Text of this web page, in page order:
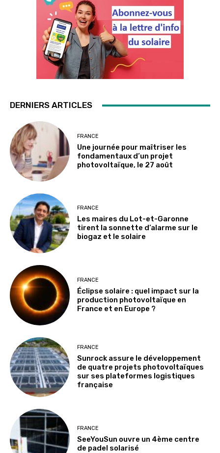
DERNIERS ARTICLES
FRANCE
Une journée pour maîtriser les
fondamentaux d’un projet
photovoltaïque, le 27 août
FRANCE
Les maires du Lot-et-Garonne
tirent la sonnette d’alarme sur le
biogaz et le solaire
FRANCE
Éclipse solaire : quel impact sur la
production photovoltaïque en
France et en Europe ?
FRANCE
Sunrock assure le développement
de quatre projets photovoltaïques
sur ses plateformes logistiques
française
FRANCE
SeeYouSun ouvre un 4ème centre
de padel solarisé